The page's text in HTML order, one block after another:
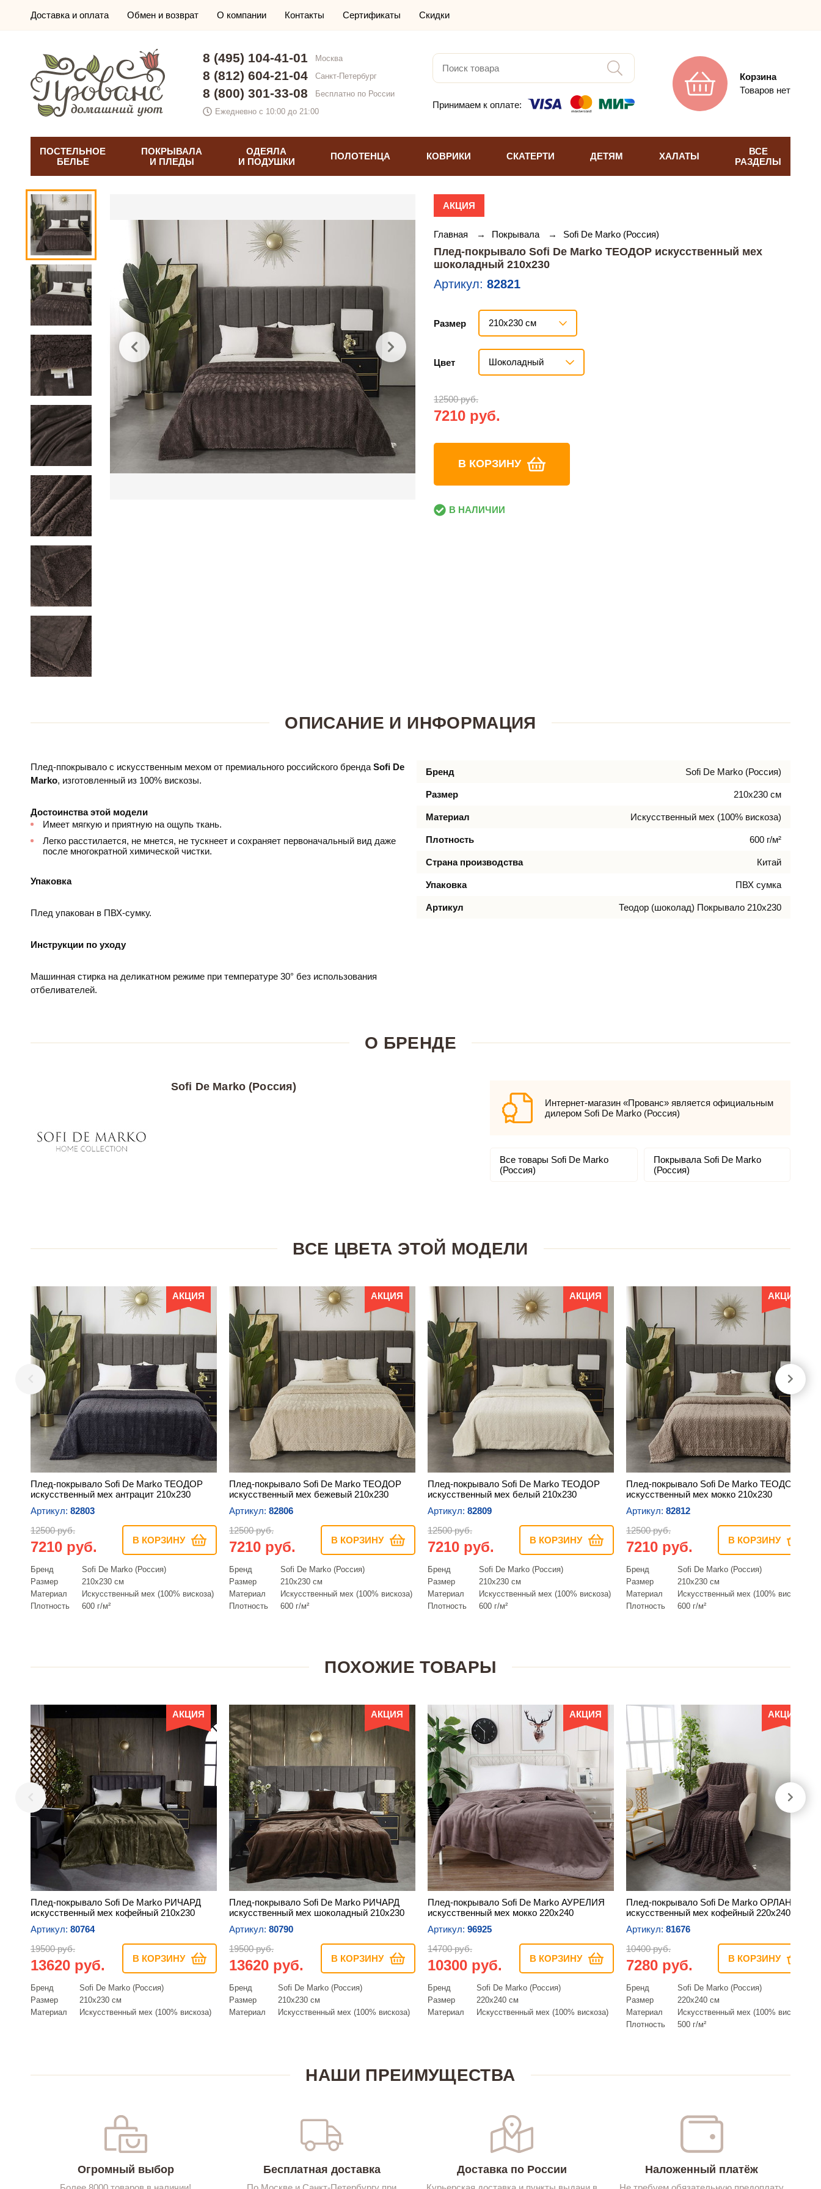
Доставка и оплата Обмен и возврат О компании Контакты Сертификаты Скидки
8 (495) 104-41-01 Москва
8 (812) 604-21-04 Санкт-Петербург
8 (800) 301-33-08
Бесплатно по России
Ежедневно с 10:00 до 21:00
Принимаем к оплате:
Корзина
Товаров нет
ПОСТЕЛЬНОЕ
БЕЛЬЕ
ПОКРЫВАЛА
И ПЛЕДЫ
ОДЕЯЛА
И ПОДУШКИ
ПОЛОТЕНЦА КОВРИКИ СКАТЕРТИ ДЕТЯМ ХАЛАТЫ
ВСЕ
РАЗДЕЛЫ
АКЦИЯ
Главная → Покрывала → Sofi De Marko (Россия)
Плед-покрывало Sofi De Marko ТЕОДОР искусственный мех
шоколадный 210х230
Артикул: 82821
Размер 210х230 см
Цвет Шоколадный
12500 руб.
7210 руб.
В КОРЗИНУ
В НАЛИЧИИ
ОПИСАНИЕ И ИНФОРМАЦИЯ
Плед-ппокрывало с искусственным мехом от премиального российского бренда Sofi De
Marko, изготовленный из 100% вискозы.
Достоинства этой модели
Имеет мягкую и приятную на ощупь ткань.
Легко расстилается, не мнется, не тускнеет и сохраняет первоначальный вид даже
после многократной химической чистки.
Упаковка
Плед упакован в ПВХ-сумку.
Инструкции по уходу
Машинная стирка на деликатном режиме при температуре 30° без использования
отбеливателей.
Бренд Sofi De Marko (Россия)
Размер 210х230 см
Материал Искусcтвенный мех (100% вискоза)
Плотность 600 г/м²
Страна производства Китай
Упаковка ПВХ сумка
Артикул Теодор (шоколад) Покрывало 210х230
О БРЕНДЕ
Sofi De Marko (Россия)
Интернет-магазин «Прованс» является официальным
дилером Sofi De Marko (Россия)
Все товары Sofi De Marko
(Россия)
Покрывала Sofi De Marko
(Россия)
ВСЕ ЦВЕТА ЭТОЙ МОДЕЛИ
АКЦИЯ
Плед-покрывало Sofi De Marko ТЕОДОР
искусственный мех антрацит 210х230
Артикул: 82803
12500 руб.
7210 руб. В КОРЗИНУ
Бренд
Sofi De Marko (Россия)
Размер
210х230 см
Материал
Искусcтвенный мех (100% вискоза)
Плотность
600 г/м²
АКЦИЯ
Плед-покрывало Sofi De Marko ТЕОДОР
искусственный мех бежевый 210х230
Артикул: 82806
12500 руб.
7210 руб. В КОРЗИНУ
Бренд
Sofi De Marko (Россия)
Размер
210х230 см
Материал
Искусcтвенный мех (100% вискоза)
Плотность
600 г/м²
АКЦИЯ
Плед-покрывало Sofi De Marko ТЕОДОР
искусственный мех белый 210х230
Артикул: 82809
12500 руб.
7210 руб. В КОРЗИНУ
Бренд
Sofi De Marko (Россия)
Размер
210х230 см
Материал
Искусcтвенный мех (100% вискоза)
Плотность
600 г/м²
АКЦИЯ
Плед-покрывало Sofi De Marko ТЕОДОР
искусственный мех мокко 210х230
Артикул: 82812
12500 руб.
7210 руб. В КОРЗИНУ
Бренд
Sofi De Marko (Россия)
Размер
210х230 см
Материал
Искусcтвенный мех (100% вискоза)
Плотность
600 г/м²
ПОХОЖИЕ ТОВАРЫ
АКЦИЯ
Плед-покрывало Sofi De Marko РИЧАРД
искусственный мех кофейный 210х230
Артикул: 80764
19500 руб.
13620 руб. В КОРЗИНУ
Бренд
Sofi De Marko (Россия)
Размер
210х230 см
Материал
Искусcтвенный мех (100% вискоза)
АКЦИЯ
Плед-покрывало Sofi De Marko РИЧАРД
искусственный мех шоколадный 210х230
Артикул: 80790
19500 руб.
13620 руб. В КОРЗИНУ
Бренд
Sofi De Marko (Россия)
Размер
210х230 см
Материал
Искусcтвенный мех (100% вискоза)
АКЦИЯ
Плед-покрывало Sofi De Marko АУРЕЛИЯ
искусственный мех мокко 220х240
Артикул: 96925
14700 руб.
10300 руб. В КОРЗИНУ
Бренд
Sofi De Marko (Россия)
Размер
220х240 см
Материал
Искусcтвенный мех (100% вискоза)
АКЦИЯ
Плед-покрывало Sofi De Marko ОРЛАНДО
искусственный мех кофейный 220х240
Артикул: 81676
10400 руб.
7280 руб. В КОРЗИНУ
Бренд
Sofi De Marko (Россия)
Размер
220х240 см
Материал
Искусcтвенный мех (100% вискоза)
Плотность
500 г/м²
НАШИ ПРЕИМУЩЕСТВА
Огромный выбор Бесплатная доставка Доставка по России Наложенный платёж